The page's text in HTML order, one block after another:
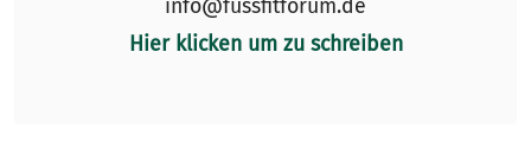
info@fussfitforum.de
Hier klicken um zu schreiben